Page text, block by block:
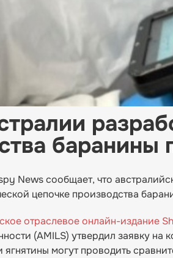
баранины
News сообщает, что
цепочке производства
отраслевое онлайн-издание
(AMILS) утвердил заявку
могут проводить